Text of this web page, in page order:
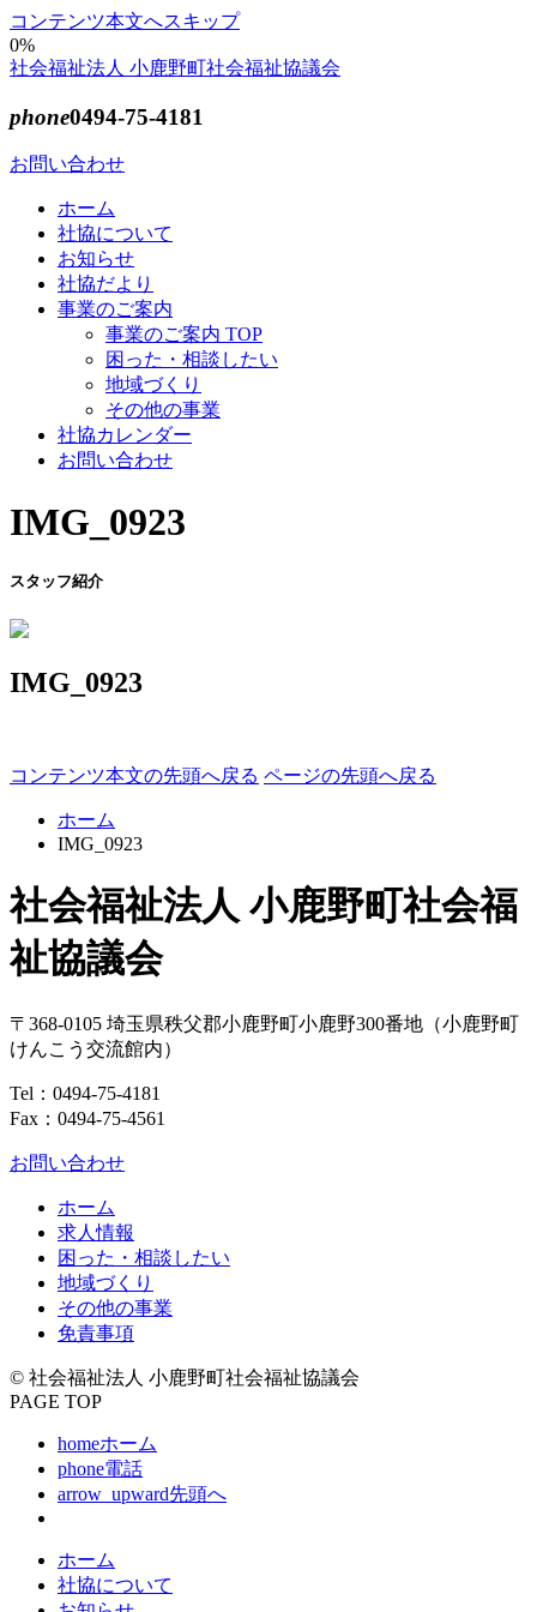
コンテンツ本文へスキップ
0%
社会福祉法人 小鹿野町社会福祉協議会
phone0494-75-4181
お問い合わせ
ホーム
社協について
お知らせ
社協だより
事業のご案内
事業のご案内 TOP
困った・相談したい
地域づくり
その他の事業
社協カレンダー
お問い合わせ
IMG_0923
スタッフ紹介
IMG_0923
コンテンツ本文の先頭へ戻る ページの先頭へ戻る
ホーム
IMG_0923
社会福祉法人 小鹿野町社会福
祉協議会
〒368-0105 埼玉県秩父郡小鹿野町小鹿野300番地 （小鹿野町
けんこう交流館内）
Tel： 0494-75-4181
Fax：0494-75-4561
お問い合わせ
ホーム
求人情報
困った・相談したい
地域づくり
その他の事業
免責事項
© 社会福祉法人 小鹿野町社会福祉協議会
PAGE TOP
homeホーム
phone電話
arrow_upward先頭へ
ホーム
社協について